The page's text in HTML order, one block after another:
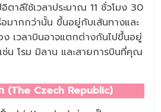
ตาลีใช้เวลาประมาณ 11 ชั่วโมง 30
มากกว่านั้น ขึ้นอยู่กับเส้นทางและ
ง เวลาบินอาจแตกต่างกันไปขึ้นอยู่
ช่น โรม มิลาน และสายการบินที่คุณ
(The Czech Republic)